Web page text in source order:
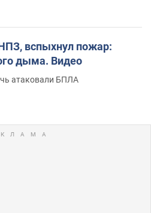
вспыхнул пожар:
дыма. Видео
атаковали БПЛА